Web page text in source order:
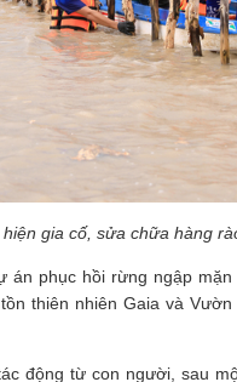
gia cố, sửa chữa hàng
phục hồi rừng ngập
thiên nhiên Gaia và
động từ con người, sau